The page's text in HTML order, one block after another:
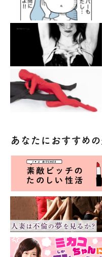
あなたにおすすめ